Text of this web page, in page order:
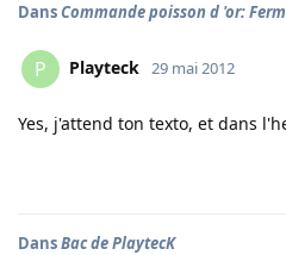
DansCommande poisson d 'or:
P Playteck 29 mai 2012
Yes, j'attend ton texto, et dans
DansBac de PlaytecK